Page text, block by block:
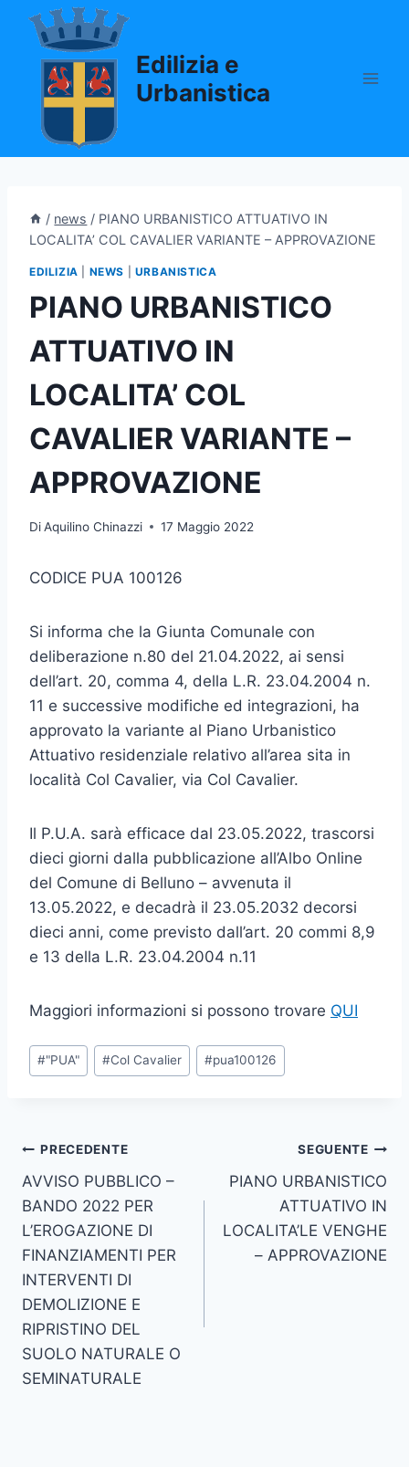
Salta
contenuto
Edilizia e
Urbanistica
/ news / PIANO URBANISTICO ATTUATIVO IN
LOCALITA’ COL CAVALIER VARIANTE – APPROVAZIONE
EDILIZIA NEWS URBANISTICA
PIANO URBANISTICO
ATTUATIVO IN
LOCALITA’ COL
CAVALIER VARIANTE –
APPROVAZIONE
DiAquilino Chinazzi 17 Maggio 2022
CODICE PUA 100126
Si informa che la Giunta Comunale con
deliberazione n.80 del 21.04.2022, ai sensi
dell’art. 20, comma 4, della L.R. 23.04.2004 n.
11 e successive modifiche ed integrazioni, ha
approvato la variante al Piano Urbanistico
Attuativo residenziale relativo all’area sita in
località Col Cavalier, via Col Cavalier.
Il P.U.A. sarà efficace dal 23.05.2022, trascorsi
dieci giorni dalla pubblicazione all’Albo Online
del Comune di Belluno – avvenuta il
13.05.2022, e decadrà il 23.05.2032 decorsi
dieci anni, come previsto dall’art. 20 commi 8,9
e 13 della L.R. 23.04.2004 n.11
Maggiori informazioni si possono trovare QUI
Tag
articolo:
#"PUA" #Col Cavalier #pua100126
Navigazione
articoli
PRECEDENTE
AVVISO PUBBLICO –
BANDO 2022 PER
L’EROGAZIONE DI
FINANZIAMENTI PER
INTERVENTI DI
DEMOLIZIONE E
RIPRISTINO DEL
SUOLO NATURALE O
SEMINATURALE
SEGUENTE
PIANO URBANISTICO
ATTUATIVO IN
LOCALITA’LE VENGHE
– APPROVAZIONE